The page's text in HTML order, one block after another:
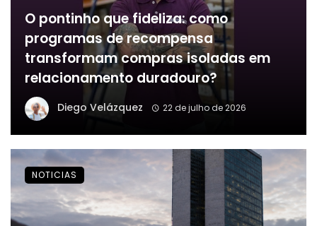
O pontinho que fideliza: como
programas de recompensa
transformam compras isoladas em
relacionamento duradouro?
Diego Velázquez 22 de julho de 2026
NOTICIAS